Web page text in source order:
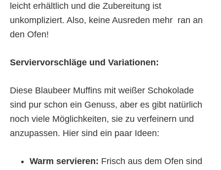
leicht erhältlich und die Zubereitung ist
unkompliziert. Also, keine Ausreden mehr  ran an
den Ofen!
Serviervorschläge und Variationen:
Diese Blaubeer Muffins mit weißer Schokolade
sind pur schon ein Genuss, aber es gibt natürlich
noch viele Möglichkeiten, sie zu verfeinern und
anzupassen. Hier sind ein paar Ideen:
Warm servieren: Frisch aus dem Ofen sind